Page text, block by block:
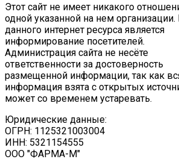
Этот сайт не имеет никакого
одной указанной на нем
данного интернет ресурса является
информирование посетителей.
Администрация сайта не несёте
ответственности за достоверность
размещенной информации, так как
информация взята с открытых
может со временем устаревать.
Юридические данные:
ОГРН: 1125321003004
ИНН: 5321154555
ООО "ФАРМА-М"